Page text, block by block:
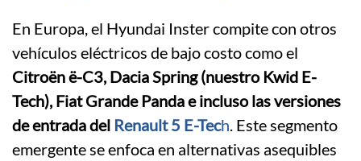
En Europa, el Hyundai Inster compite con otros
vehículos eléctricos de bajo costo como el
Citroën ë-C3, Dacia Spring (nuestro Kwid E-
Tech), Fiat Grande Panda e incluso las versiones
de entrada del Renault 5 E-Tech. Este segmento
emergente se enfoca en alternativas asequibles